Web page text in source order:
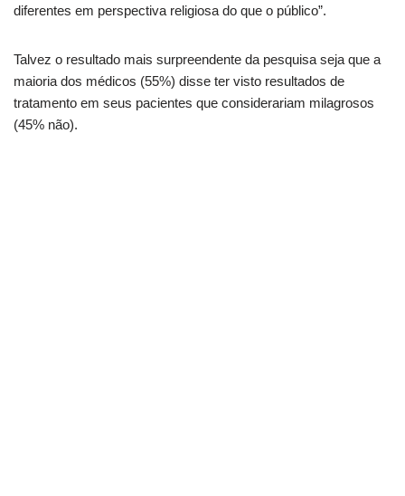
diferentes em perspectiva religiosa do que o público”.
Talvez o resultado mais surpreendente da pesquisa seja que a
maioria dos médicos (55%) disse ter visto resultados de
tratamento em seus pacientes que considerariam milagrosos
(45% não).